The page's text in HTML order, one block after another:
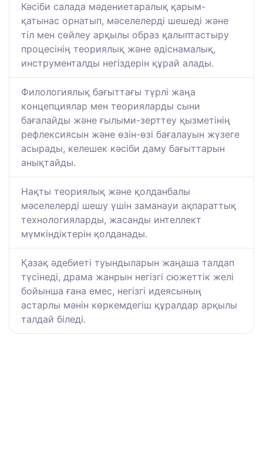
Кәсіби салада мәдениетаралық қарым-
қатынас орнатып, мәселелерді шешеді және
тіл мен сөйлеу арқылы образ қалыптастыру
процесінің теориялық және әдіснамалық,
инструменталды негіздерін құрай алады.
Филологиялық бағыттағы түрлі жаңа
концепциялар мен теорияларды сыни
бағалайды және ғылыми-зерттеу қызметінің
рефлексиясын және өзін-өзі бағалауын жүзеге
асырады, келешек кәсіби даму бағыттарын
анықтайды.
Нақты теориялық және қолданбалы
мәселелерді шешу үшін заманауи ақпараттық
технологияларды, жасанды интеллект
мүмкіндіктерін қолданады.
Қазақ әдебиеті туындыларын жаңаша талдап
түсінеді, драма жанрын негізгі сюжеттік желі
бойынша ғана емес, негізгі идеясының
астарлы мәнін көркемдегіш құралдар арқылы
талдай біледі.